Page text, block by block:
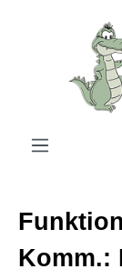
Zum Hauptinhalt
Komm.: